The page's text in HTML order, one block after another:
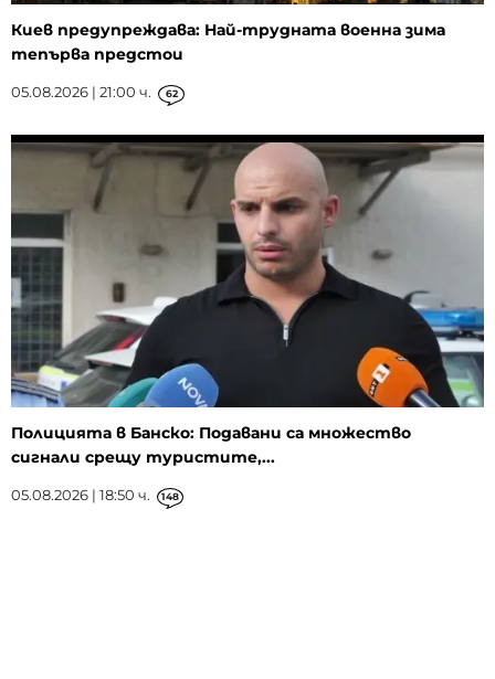
Киев предупреждава: Най-трудната военна зима
тепърва предстои
05.08.2026 | 21:00 ч. 62
Полицията в Банско: Подавани са множество
сигнали срещу туристите,...
05.08.2026 | 18:50 ч. 148